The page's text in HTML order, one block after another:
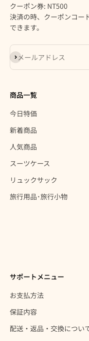
クーポン券: NT500
決済の時、クーポンコー
できます。
メールアドレス
登録
商品一覧
今日特価
新着商品
人気商品
スーツケース
リュックサック
旅行用品･旅行小物
サポートメニュー
お支払方法
保証内容
配送・返品・交換につい